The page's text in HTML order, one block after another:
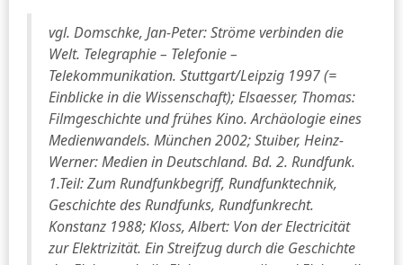
vgl. Domschke, Jan-Peter: Ströme verbinden die
Welt. Telegraphie – Telefonie –
Telekommunikation. Stuttgart/Leipzig 1997 (=
Einblicke in die Wissenschaft); Elsaesser, Thomas:
Filmgeschichte und frühes Kino. Archäologie eines
Medienwandels. München 2002; Stuiber, Heinz-
Werner: Medien in Deutschland. Bd. 2. Rundfunk.
1.Teil: Zum Rundfunkbegriff, Rundfunktechnik,
Geschichte des Rundfunks, Rundfunkrecht.
Konstanz 1988; Kloss, Albert: Von der Electricität
zur Elektrizität. Ein Streifzug durch die Geschichte